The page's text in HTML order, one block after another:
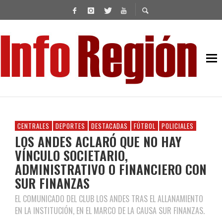
CENTRALES DEPORTES DESTACADAS FÚTBOL POLICIALES
LOS ANDES ACLARÓ QUE NO HAY
VÍNCULO SOCIETARIO,
ADMINISTRATIVO O FINANCIERO CON
SUR FINANZAS
EL COMUNICADO DEL CLUB LOS ANDES TRAS EL ALLANAMIENTO
EN LA INSTITUCIÓN, EN EL MARCO DE LA CAUSA SUR FINANZAS.